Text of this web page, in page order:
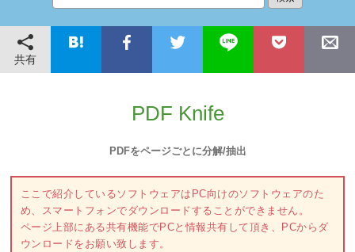
共有
PDF Knife
PDFをページごとに分解/抽出
ここで紹介しているソフトウェアはPC向けのソフトウェアのた
め、スマートフォンでダウンロードすることができません。
ページ上部にある共有機能でPCと情報共有して頂き、PCからダ
ウンロードをお願い致します。